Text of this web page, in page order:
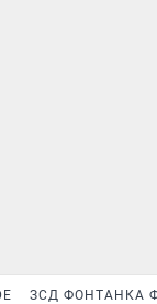
ЗСД ФОНТАНКА